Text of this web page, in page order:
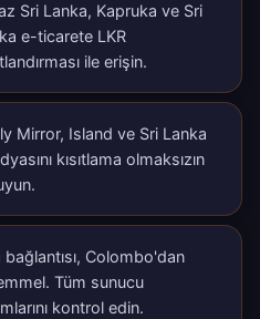
Sri Lanka, Kapruka ve Sri
e-ticarete LKR
ile erişin.
Mirror, Island ve Sri Lanka
kısıtlama olmaksızın
bağlantısı, Colombo'dan
Tüm sunucu
kontrol edin.